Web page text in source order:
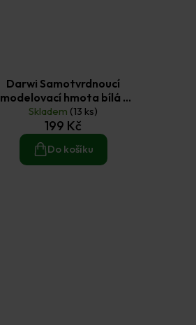
Darwi Samotvrdnoucí
modelovací hmota bílá 1
kg
Skladem (13 ks)
199 Kč
Do košíku